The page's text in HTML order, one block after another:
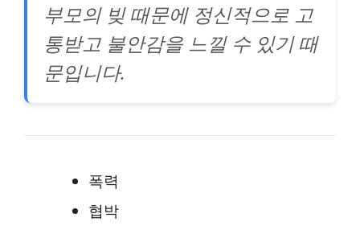
부모의 빚 때문에 정신적으로 고
통받고 불안감을 느낄 수 있기 때
문입니다.
폭력
협박